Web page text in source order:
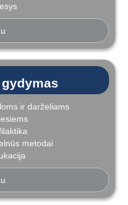
ir darželiams
metodai